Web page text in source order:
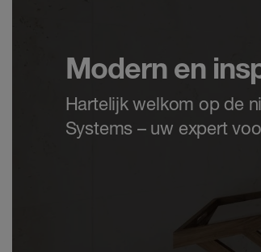
Modern en
Hartelijk welkom op de
Systems – uw expert